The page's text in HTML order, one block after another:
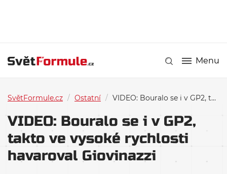
Menu
SvětFormule.cz / Ostatní / VIDEO: Bouralo se i v GP2, takto ve vysoké rychlosti havaroval Giovinazzi
VIDEO: Bouralo se i v GP2,
takto ve vysoké rychlosti
havaroval Giovinazzi